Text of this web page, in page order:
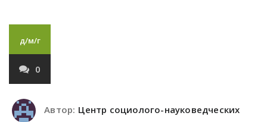
д/м/г
0
Автор: Центр социолого-науковедческих